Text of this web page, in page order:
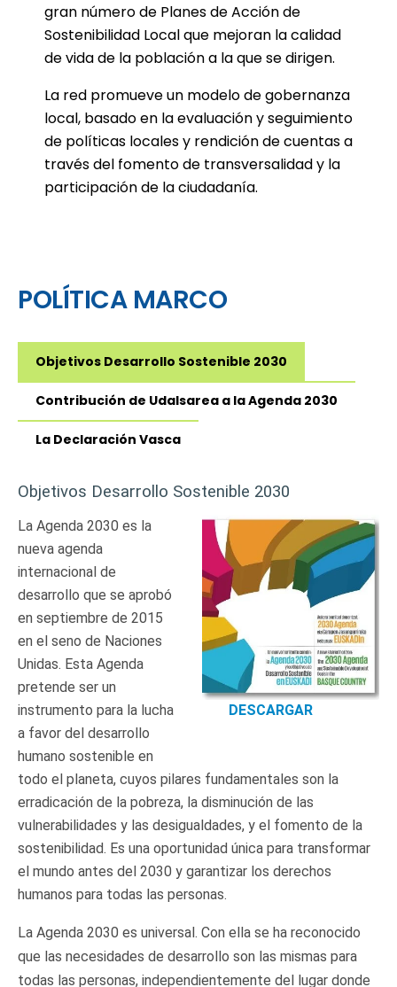
gran número de Planes de Acción de
Sostenibilidad Local que mejoran la calidad
de vida de la población a la que se dirigen.
La red promueve un modelo de gobernanza
local, basado en la evaluación y seguimiento
de políticas locales y rendición de cuentas a
través del fomento de transversalidad y la
participación de la ciudadanía.
POLÍTICA MARCO
Objetivos Desarrollo Sostenible 2030
Contribución de Udalsarea a la Agenda 2030
La Declaración Vasca
Objetivos Desarrollo Sostenible 2030
DESCARGAR
La Agenda 2030 es la
nueva agenda
internacional de
desarrollo que se aprobó
en septiembre de 2015
en el seno de Naciones
Unidas. Esta Agenda
pretende ser un
instrumento para la lucha
a favor del desarrollo
humano sostenible en
todo el planeta, cuyos pilares fundamentales son la
erradicación de la pobreza, la disminución de las
vulnerabilidades y las desigualdades, y el fomento de la
sostenibilidad. Es una oportunidad única para transformar
el mundo antes del 2030 y garantizar los derechos
humanos para todas las personas.
La Agenda 2030 es universal. Con ella se ha reconocido
que las necesidades de desarrollo son las mismas para
todas las personas, independientemente del lugar donde